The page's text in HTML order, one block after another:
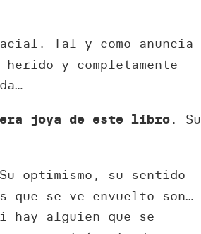
Tal y como anuncia
y completamente
joya de este libro. Su
optimismo, su sentido
que se ve envuelto son…
hay alguien que se